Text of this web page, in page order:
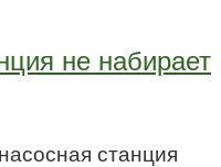
не набирает
станция